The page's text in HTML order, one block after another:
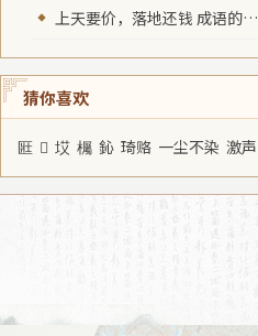
上天要价，落地还钱 成语的意思和接龙
猜你喜欢
匨 𦉑 㘷 欘 鈊 琦赂 一尘不染 激声